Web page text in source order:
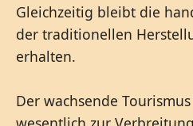
Gleichzeitig bleibt die
der traditionellen
erhalten.
Der wachsende